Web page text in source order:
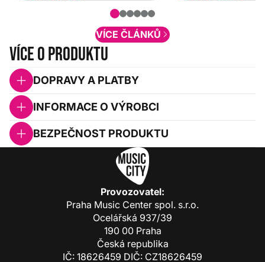
VÍCE ČLÁNKŮ
Více o produktu
DOPRAVY A PLATBY
INFORMACE O VÝROBCI
BEZPEČNOST PRODUKTU
Provozovatel:
Praha Music Center spol. s.r.o.
Ocelářská 937/39
190 00 Praha
Česká republika
IČ: 18626459 DIČ: CZ18626459